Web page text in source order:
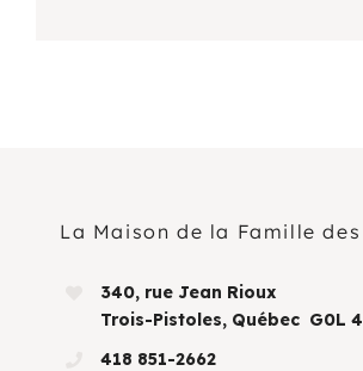
La Maison de la Famille des
340, rue Jean Rioux
Trois-Pistoles, Québec G0L
418 851-2662